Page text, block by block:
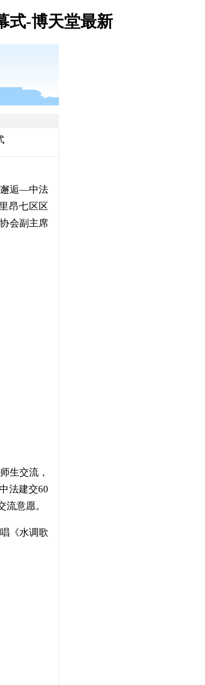
式-博天堂最新
邂逅—中法
昂七区区
会副主席
生交流，
法建交60
意愿。
《水调歌